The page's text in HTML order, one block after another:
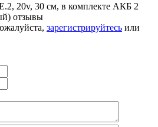
20v, 30 см, в комплекте АКБ 2
отзывы
зарегистрируйтесь или